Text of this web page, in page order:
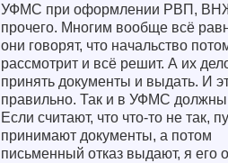
УФМС при оформлении РВП,
прочего. Многим вообще всё
они говорят, что начальство
рассмотрит и всё решит. А их
принять документы и выдать. И
правильно. Так и в УФМС должны
Если считают, что что-то не так,
принимают документы, а потом
письменный отказ выдают, я его